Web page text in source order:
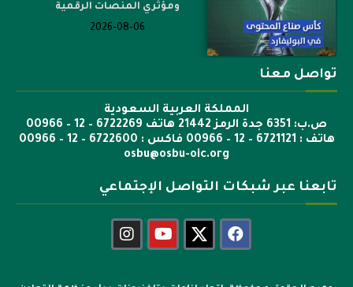
ومؤثري المنصات الرقمية
2026-08-06
تواصل معنا
المملكة العربية السعودية
ص.ب: 6351 جدة الرمز 21442 هاتف 6722269 – 12 – 00966
هاتف : 6721121 – 12 – 00966 فاكس : 6722600 – 12 – 00966
osbu@osbu-oic.org
تابعنا عبر شبكات التواصل الإجتماعي